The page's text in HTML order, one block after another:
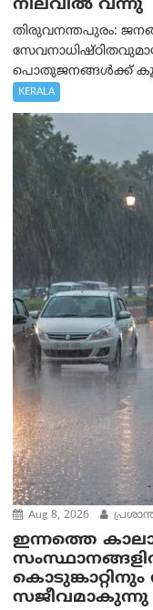
നിലവില്‍ വന്നു
തിരുവനന്തപുരം:
പൊതുജനങ്ങൾക്ക്
KERALA
Aug 8, 2026
ഇന്നത്തെ
സജീവമാകുന്നു